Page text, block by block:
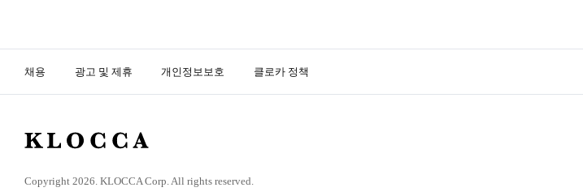
채용 광고 및 제휴 개인정보보호 클로카 정책
K
O
Copyright 2026. KLOCCA Corp. All rights reserved.